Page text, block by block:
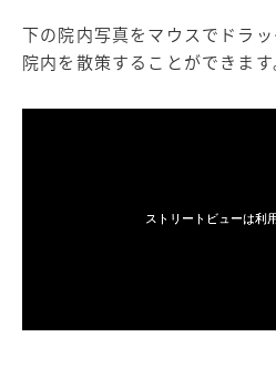
下の院内写真をマウスでドラ
院内を散策することができます